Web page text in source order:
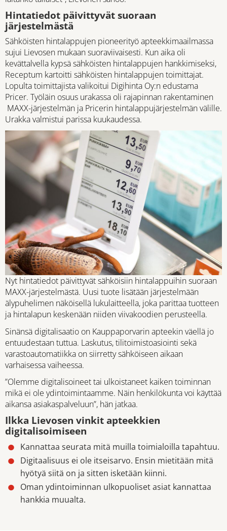
Hintatiedot päivittyvät suoraan
järjestelmästä
Sähköisten hintalappujen pioneerityö apteekkimaailmassa
sujui Lievosen mukaan suoraviivaisesti. Kun aika oli
kevättalvella kypsä sähköisten hintalappujen hankkimiseksi,
Receptum kartoitti sähköisten hintalappujen toimittajat.
Lopulta toimittajista valikoitui Digihinta Oy:n edustama
Pricer. Työläin osuus urakassa oli rajapinnan rakentaminen
MAXX-järjestelmän ja Pricerin hintalappujärjestelmän välille.
Urakka valmistui parissa kuukaudessa.
Nyt hintatiedot päivittyvät sähköisiin hintalappuihin suoraan
MAXX-järjestelmästä. Uusi tuote lisätään järjestelmään
älypuhelimen näköisellä lukulaitteella, joka parittaa tuotteen
ja hintalapun keskenään niiden viivakoodien perusteella.
Sinänsä digitalisaatio on Kauppaporvarin apteekin väellä jo
entuudestaan tuttua. Laskutus, tilitoimistoasiointi sekä
varastoautomatiikka on siirretty sähköiseen aikaan
varhaisessa vaiheessa.
”Olemme digitalisoineet tai ulkoistaneet kaiken toiminnan
mikä ei ole ydintoimintaamme. Näin henkilökunta voi käyttää
aikansa asiakaspalveluun”, hän jatkaa.
Ilkka Lievosen vinkit apteekkien
digitalisoimiseen
Kannattaa seurata mitä muilla toimialoilla tapahtuu.
Digitaalisuus ei ole itseisarvo. Ensin mietitään mitä
hyötyä siitä on ja sitten isketään kiinni.
Oman ydintoiminnan ulkopuoliset asiat kannattaa
hankkia muualta.